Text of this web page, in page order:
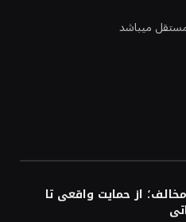
میباشد
از حمایت واقعی تا